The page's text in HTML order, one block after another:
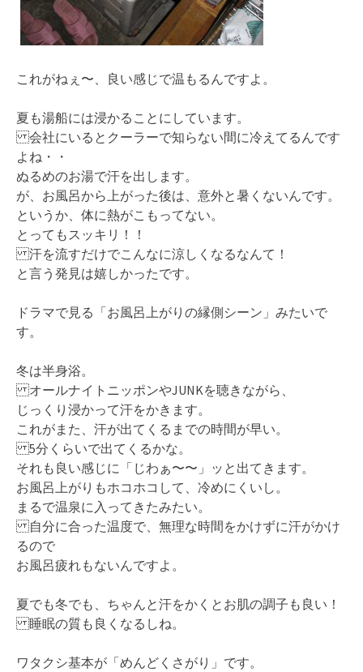
これがねぇ〜、良い感じで温もるんですよ。
夏も湯船には浸かることにしています。
会社にいるとクーラーで知らない間に冷えてるんです
よね・・
ぬるめのお湯で汗を出します。
が、お風呂から上がった後は、意外と暑くないんです。
というか、体に熱がこもってない。
とってもスッキリ！！
汗を流すだけでこんなに涼しくなるなんて！
と言う発見は嬉しかったです。
ドラマで見る「お風呂上がりの縁側シーン」みたいで
す。
冬は半身浴。
オールナイトニッポンやJUNKを聴きながら、
じっくり浸かって汗をかきます。
これがまた、汗が出てくるまでの時間が早い。
5分くらいで出てくるかな。
それも良い感じに「じわぁ〜〜」ッと出てきます。
お風呂上がりもホコホコして、冷めにくいし。
まるで温泉に入ってきたみたい。
自分に合った温度で、無理な時間をかけずに汗がかけ
るので
お風呂疲れもないんですよ。
夏でも冬でも、ちゃんと汗をかくとお肌の調子も良い！
睡眠の質も良くなるしね。
ワタクシ基本が「めんどくさがり」です。